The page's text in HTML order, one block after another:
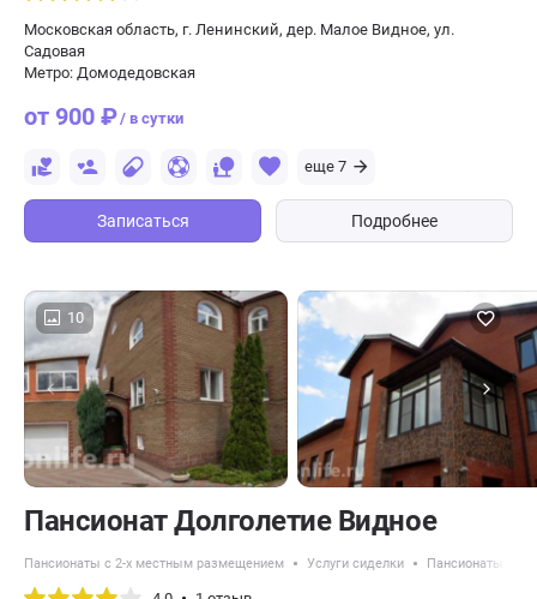
Московская область, г. Ленинский, дер. Малое Видное, ул.
Садовая
Метро: Домодедовская
от 900 ₽/ в сутки
еще 7
Записаться Подробнее
10
Пансионат Долголетие Видное
Пансионаты с 2-х местным размещением Услуги сиделки Пансионаты с